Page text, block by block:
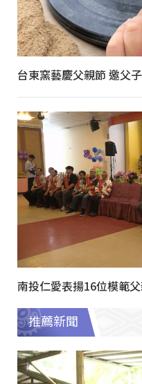
台東窯藝慶父親節 邀父
南投仁愛表揚16位模範
推薦新聞